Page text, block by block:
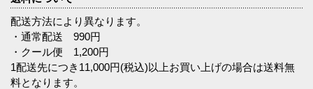
配送方法により異なります。
・通常配送 990円
・クール便 1,200円
1配送先につき11,000円(税込)以上お買い上げの場合は送料無
料となります。